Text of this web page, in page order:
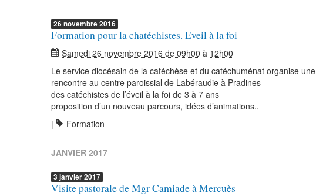
26 novembre2016
Formation pour la chatéchistes. Eveil à la foi
Samedi 26 novembre 2016 de 09h00 à 12h00
Le service diocésain de la catéchèse et du catéchuménat organise une
rencontre au centre paroissial de Labéraudie à Pradines
des catéchistes de l’éveil à la foi de 3 à 7 ans
proposition d’un nouveau parcours, idées d’animations..
|
Formation
JANVIER 2017
3 janvier2017
Visite pastorale de Mgr Camiade à Mercuès